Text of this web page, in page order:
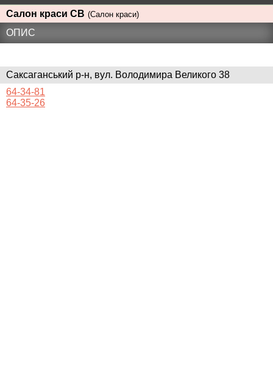
Салон краси СВ (Салон краси)
ОПИС
Саксаганський р-н, вул. Володимира Великого 38
64-34-81
64-35-26